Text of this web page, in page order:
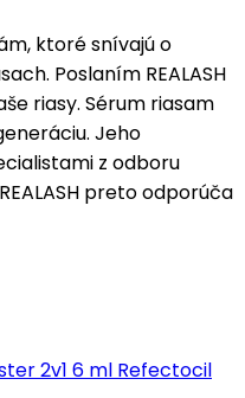
ktoré snívajú o
Poslaním REALASH
riasy. Sérum riasam
Jeho
z odboru
preto odporúča